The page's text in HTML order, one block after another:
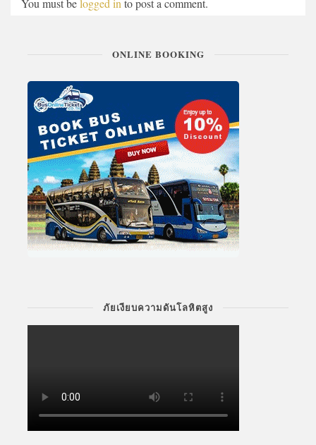
You must belogged in to post a comment.
ONLINE BOOKING
ภัยเงียบความดันโลหิตสูง